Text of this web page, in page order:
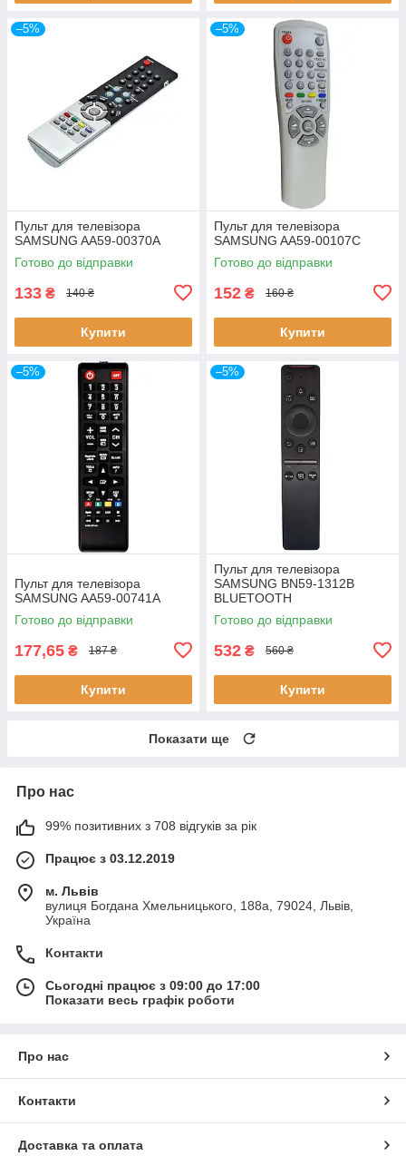
–5%
Пульт для телевізора
SAMSUNG AA59-00370A
Готово до відправки
133 ₴ 140 ₴
Купити
–5%
Пульт для телевізора
SAMSUNG AA59-00107C
Готово до відправки
152 ₴ 160 ₴
Купити
–5%
Пульт для телевізора
SAMSUNG AA59-00741A
Готово до відправки
177,65 ₴ 187 ₴
Купити
–5%
Пульт для телевізора
SAMSUNG BN59-1312B
BLUETOOTH
Готово до відправки
532 ₴ 560 ₴
Купити
Показати ще
Про нас
99% позитивних з 708 відгуків за рік
Працює з 03.12.2019
м. Львів
вулиця Богдана Хмельницького, 188а, 79024, Львів,
Україна
Контакти
Сьогодні працює з 09:00 до 17:00
Показати весь графік роботи
Про нас
Контакти
Доставка та оплата